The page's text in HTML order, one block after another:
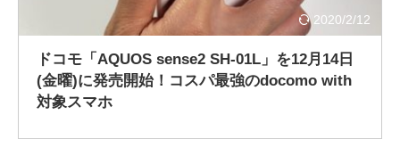
2020/2/12
ドコモ「AQUOS sense2 SH-01L」を12月14日
(金曜)に発売開始！コスパ最強のdocomo with
対象スマホ